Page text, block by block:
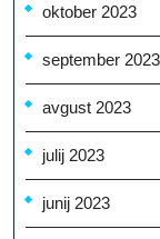
oktober 2023
september 2023
avgust 2023
julij 2023
junij 2023